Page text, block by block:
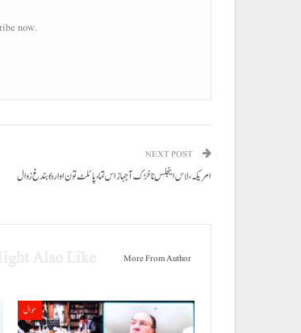
now.
NEXT POST
امریکہ، لاس اینجلس نا خڑک آ جہاز اس تما، پائلٹ تون اوار 6بندغ زوال
More From Author
حوال